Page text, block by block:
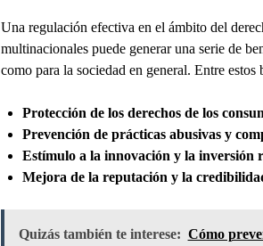
Una regulación efectiva en el ámbito del
multinacionales puede generar una serie de
como para la sociedad en general. Entre estos
Protección de los derechos de los
Prevención de prácticas abusivas y
Estímulo a la innovación y la inversión
Mejora de la reputación y la
Quizás también te interese: Cómo